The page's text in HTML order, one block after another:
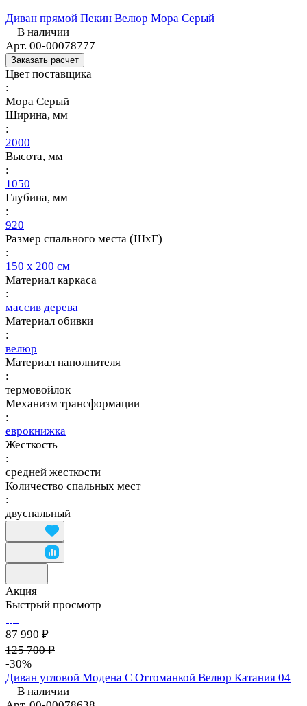
Диван прямой Пекин Велюр Мора Серый
В наличии
Арт. 00-00078777
Заказать расчет
Цвет поставщика
:
Мора Серый
Ширина, мм
:
2000
Высота, мм
:
1050
Глубина, мм
:
920
Размер спального места (ШхГ)
:
150 х 200 см
Материал каркаса
:
массив дерева
Материал обивки
:
велюр
Материал наполнителя
:
термовойлок
Механизм трансформации
:
еврокнижка
Жесткость
:
средней жесткости
Количество спальных мест
:
двуспальный
Акция
Быстрый просмотр
87 990 ₽
125 700 ₽
-30%
Диван угловой Модена С Оттоманкой Велюр Катания 04
В наличии